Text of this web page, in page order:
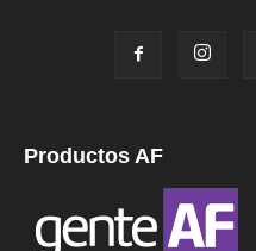
Productos AF